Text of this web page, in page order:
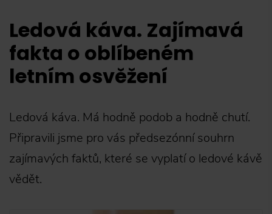
Ledová káva. Zajímavá
fakta o oblíbeném
letním osvěžení
Ledová káva. Má hodně podob a hodně chutí.
Připravili jsme pro vás předsezónní souhrn
zajímavých faktů, které se vyplatí o ledové kávě
vědět.